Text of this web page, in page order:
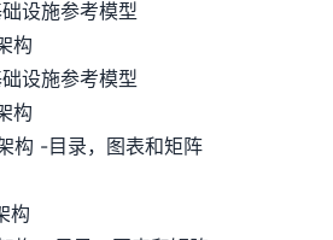
设施参考模型
构
设施参考模型
构
-目录，图表和矩阵
构